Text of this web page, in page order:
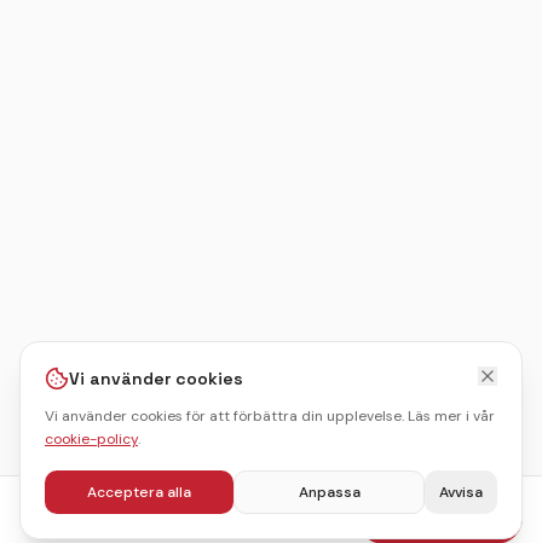
fr.695kr/pers Boka julbord
Vi använder cookies
Vi använder cookies för att förbättra din upplevelse. Läs mer i vår
cookie-policy.
Acceptera alla Anpassa Avvisa